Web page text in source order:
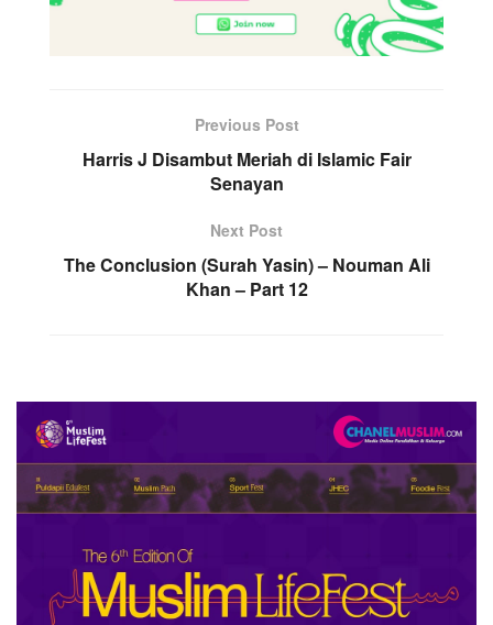
Previous Post
Harris J Disambut Meriah di Islamic Fair
Senayan
Next Post
The Conclusion (Surah Yasin) – Nouman Ali
Khan – Part 12